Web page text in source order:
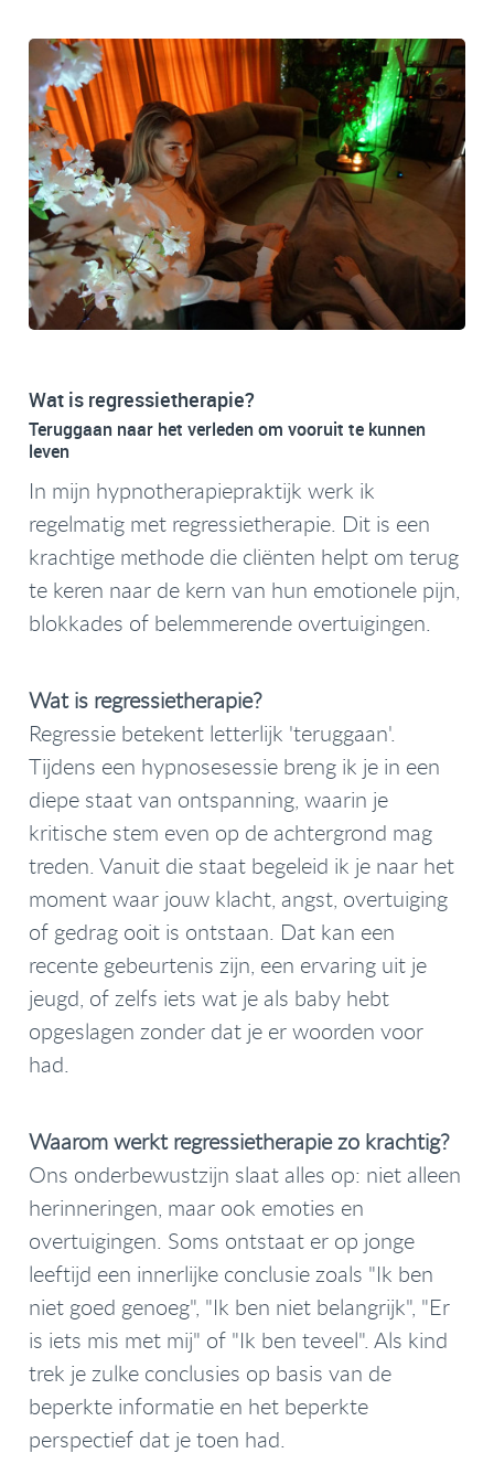
Wat is regressietherapie?
Teruggaan naar het verleden om vooruit te kunnen
leven
In mijn hypnotherapiepraktijk werk ik
regelmatig met regressietherapie. Dit is een
krachtige methode die cliënten helpt om terug
te keren naar de kern van hun emotionele pijn,
blokkades of belemmerende overtuigingen.
Wat is regressietherapie?
Regressie betekent letterlijk 'teruggaan'.
Tijdens een hypnosesessie breng ik je in een
diepe staat van ontspanning, waarin je
kritische stem even op de achtergrond mag
treden. Vanuit die staat begeleid ik je naar het
moment waar jouw klacht, angst, overtuiging
of gedrag ooit is ontstaan. Dat kan een
recente gebeurtenis zijn, een ervaring uit je
jeugd, of zelfs iets wat je als baby hebt
opgeslagen zonder dat je er woorden voor
had.
Waarom werkt regressietherapie zo krachtig?
Ons onderbewustzijn slaat alles op: niet alleen
herinneringen, maar ook emoties en
overtuigingen. Soms ontstaat er op jonge
leeftijd een innerlijke conclusie zoals "Ik ben
niet goed genoeg", "Ik ben niet belangrijk", "Er
is iets mis met mij" of "Ik ben teveel". Als kind
trek je zulke conclusies op basis van de
beperkte informatie en het beperkte
perspectief dat je toen had.